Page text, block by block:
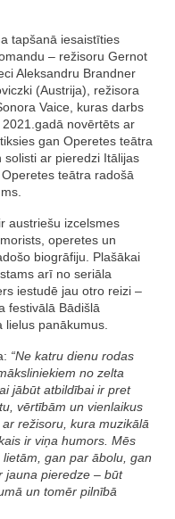
tapšanā iesaistīties
– režisoru Gernot
Aleksandru Brandner
(Austrija), režisora
Vaice, kuras darbs
2021.gadā novērtēts ar
gan Operetes teātra
ar pieredzi Itālijas
teātra radošā
austriešu izcelsmes
operetes un
biogrāfiju. Plašākai
arī no seriāla
iestudē jau otro reizi –
festivālā Bādišlā
panākumus.
“Ne katru dienu rodas
no zelta
jābūt atbildībai ir pret
vērtībām un vienlaikus
režisoru, kura muzikālā
ir viņa humors. Mēs
gan par ābolu, gan
jauna pieredze – būt
un tomēr pilnībā